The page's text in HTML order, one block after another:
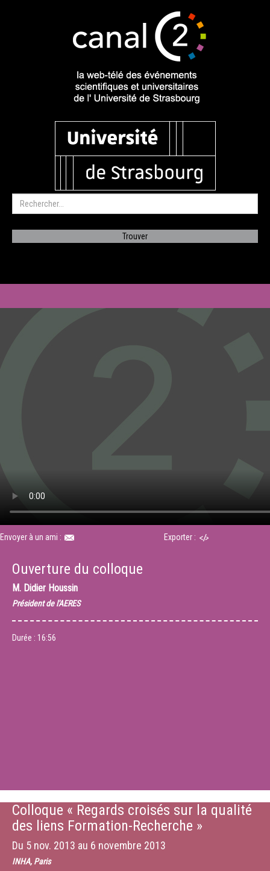
Envoyer à un ami : Exporter :
Ouverture du colloque
M. Didier Houssin
Président de l'AERES
Durée : 16:56
Colloque « Regards croisés sur la qualité
des liens Formation-Recherche »
Du 5 nov. 2013 au 6 novembre 2013
INHA, Paris